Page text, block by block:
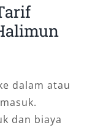
dalam atau
dan biaya